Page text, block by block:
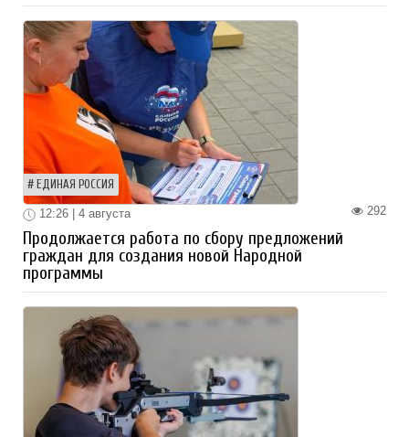
ЕДИНАЯ РОССИЯ
292
12:26 | 4 августа
Продолжается работа по сбору предложений
граждан для создания новой Народной
программы